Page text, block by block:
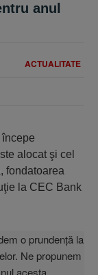
anul
ACTUALITATE
începe
alocat şi cel
fondatoarea
la CEC Bank